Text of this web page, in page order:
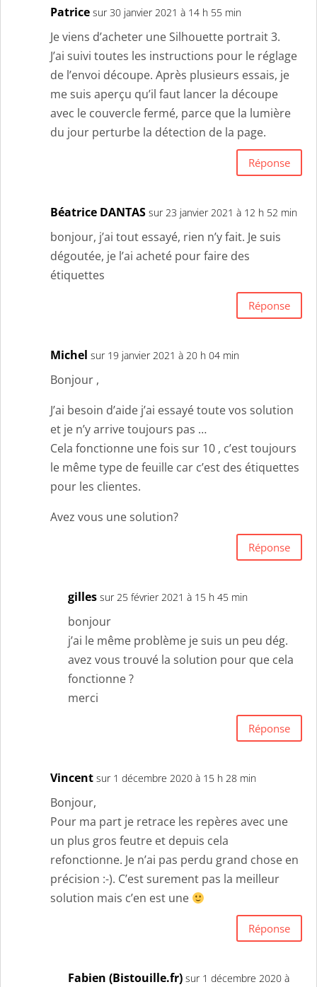
Patrice sur 30 janvier 2021 à 14 h 55 min
Je viens d’acheter une Silhouette portrait 3.
J’ai suivi toutes les instructions pour le réglage
de l’envoi découpe. Après plusieurs essais, je
me suis aperçu qu’il faut lancer la découpe
avec le couvercle fermé, parce que la lumière
du jour perturbe la détection de la page.
Réponse
Béatrice DANTAS sur 23 janvier 2021 à 12 h 52 min
bonjour, j’ai tout essayé, rien n’y fait. Je suis
dégoutée, je l’ai acheté pour faire des
étiquettes
Réponse
Michel sur 19 janvier 2021 à 20 h 04 min
Bonjour ,
J’ai besoin d’aide j’ai essayé toute vos solution
et je n’y arrive toujours pas …
Cela fonctionne une fois sur 10 , c’est toujours
le même type de feuille car c’est des étiquettes
pour les clientes.
Avez vous une solution?
Réponse
gilles sur 25 février 2021 à 15 h 45 min
bonjour
j’ai le même problème je suis un peu dég.
avez vous trouvé la solution pour que cela
fonctionne ?
merci
Réponse
Vincent sur 1 décembre 2020 à 15 h 28 min
Bonjour,
Pour ma part je retrace les repères avec une
un plus gros feutre et depuis cela
refonctionne. Je n’ai pas perdu grand chose en
précision :-). C’est surement pas la meilleur
solution mais c’en est une
Réponse
Fabien (Bistouille.fr) sur 1 décembre 2020 à